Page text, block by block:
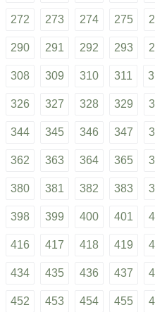
272 273 274 275
290 291 292 293
308 309 310 311
326 327 328 329
344 345 346 347
362 363 364 365
380 381 382 383
398 399 400 401
416 417 418 419
434 435 436 437
452 453 454 455